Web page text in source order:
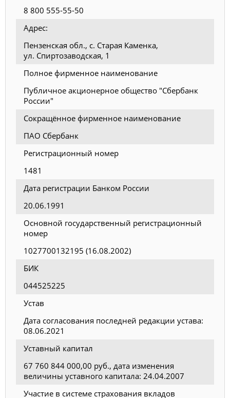
8 800 555-55-50
Адрес:
Пензенская обл., с. Старая Каменка,
ул. Спиртозаводская, 1
Полное фирменное наименование
Публичное акционерное общество "Сбербанк
России"
Сокращённое фирменное наименование
ПАО Сбербанк
Регистрационный номер
1481
Дата регистрации Банком России
20.06.1991
Основной государственный регистрационный
номер
1027700132195 (16.08.2002)
БИК
044525225
Устав
Дата согласования последней редакции устава:
08.06.2021
Уставный капитал
67 760 844 000,00 руб., дата изменения
величины уставного капитала: 24.04.2007
Участие в системе страхования вкладов